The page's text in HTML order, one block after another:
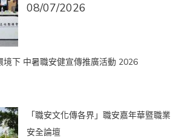
08/07/2026
境下 中暑職安健宣傳推廣活動 2026
「職安文化傳各界」職安嘉年華暨職業
安全論壇